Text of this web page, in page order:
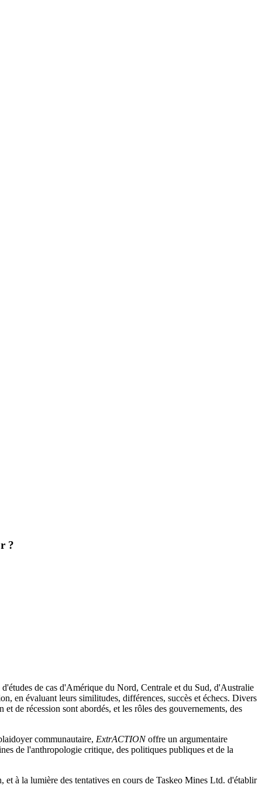
?
de cas d'Amérique du Nord, Centrale et du Sud, d'Australie
en évaluant leurs similitudes, différences, succès et échecs. Divers
de récession sont abordés, et les rôles des gouvernements, des
communautaire, ExtrACTIONoffre un argumentaire
de l'anthropologie critique, des politiques publiques et de la
et à la lumière des tentatives en cours de Taskeo Mines Ltd. d'établir